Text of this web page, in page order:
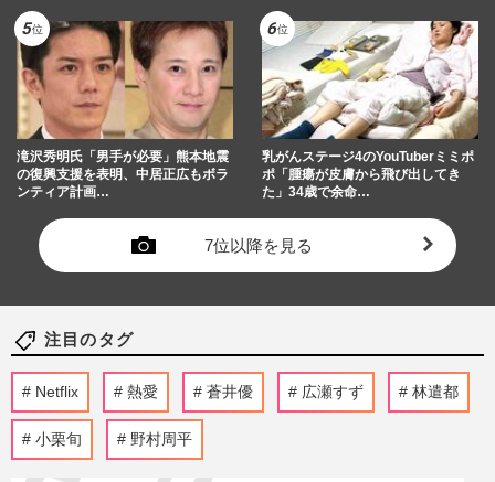
滝沢秀明氏「男手が必要」熊本地震
の復興支援を表明、中居正広もボラ
ンティア計画…
乳がんステージ4のYouTuberミミポ
ポ「腫瘍が皮膚から飛び出してき
た」34歳で余命…
7位以降を見る
注目のタグ
Netflix 熱愛 蒼井優 広瀬すず 林遣都
小栗旬 野村周平